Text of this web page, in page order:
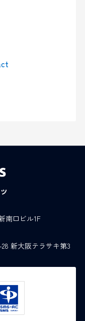
南口ビル1F
新大阪テラサキ第3